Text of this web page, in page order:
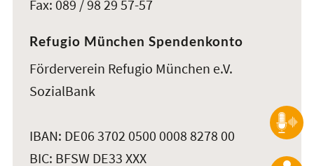
Fax: 089 / 98 29 57-57
Refugio München Spendenkonto
Förderverein Refugio München e.V.
SozialBank
IBAN: DE06 3702 0500 0008 8278 00
BIC: BFSW DE33 XXX